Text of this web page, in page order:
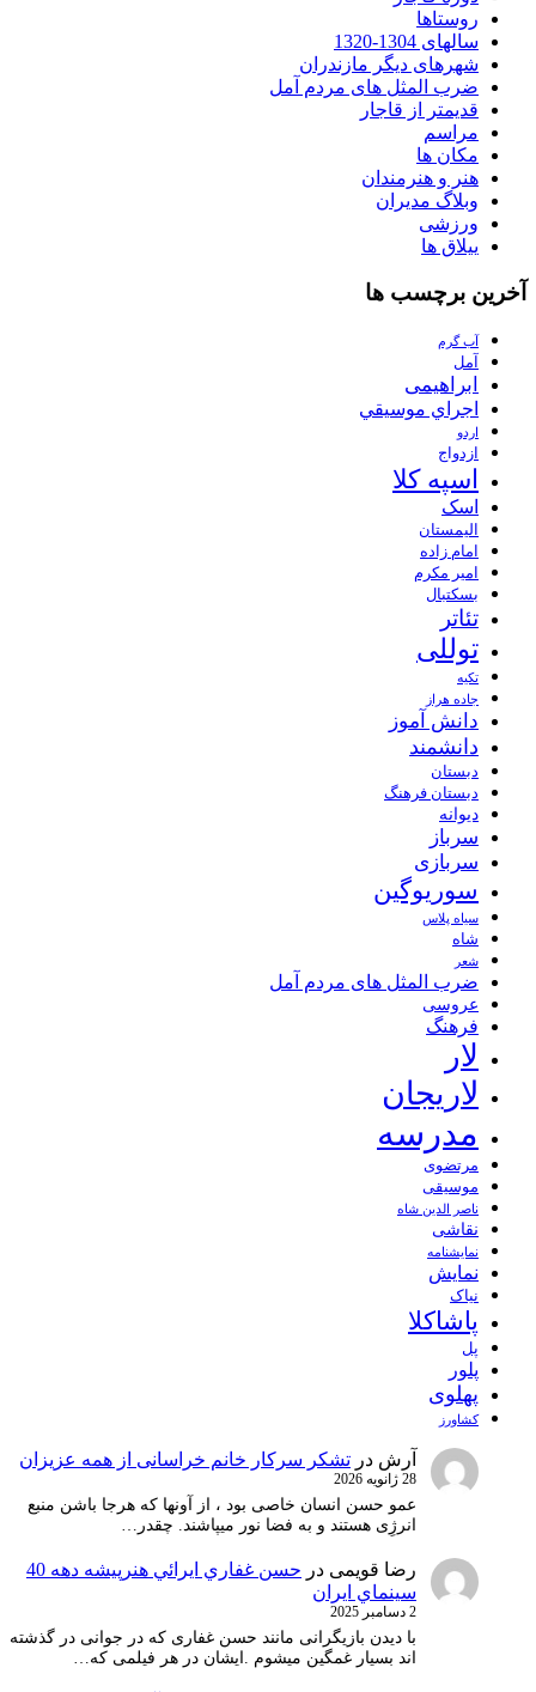
روستاها
سالهای 1304-1320
شهرهای دیگر مازندران
ضرب المثل های مردم آمل
قدیمتر از قاجار
مراسم
مکان ها
هنر و هنرمندان
وبلاگ مدیران
ورزشی
ییلاق ها
آخرین برچسب ها
آب گرم
آمل
ابراهیمی
اجراي موسيقي
اردو
ازدواج
اسپه کلا
اسک
الیمستان
امام زاده
امیر مکرم
بسکتبال
تئاتر
توللی
تکیه
جاده هراز
دانش آموز
دانشمند
دبستان
دبستان فرهنگ
دیوانه
سرباز
سربازی
سوریوگین
سیاه پلاس
شاه
شعر
ضرب المثل های مردم آمل
عروسی
فرهنگ
لار
لاریجان
مدرسه
مرتضوی
موسیقی
ناصر الدین شاه
نقاشی
نمايشنامه
نمایش
نیاک
پاشاکلا
پل
پلور
پهلوی
کشاورز
آرش در تشکر سرکار خانم خراسانی از همه عزیزان
28 ژانویه 2026
عمو حسن انسان خاصی بود ، از آونها که هرجا باشن منبع
انرژِی هستند و به فضا نور میپاشند. چقدر…
رضا قویمی در
حسن غفاري ايرائي هنرپيشه دهه 40
سينماي ايران
2 دسامبر 2025
با دیدن بازیگرانی مانند حسن غفاری که در جوانی در گذشته
اند بسیار غمگین میشوم .ایشان در هر فیلمی که…